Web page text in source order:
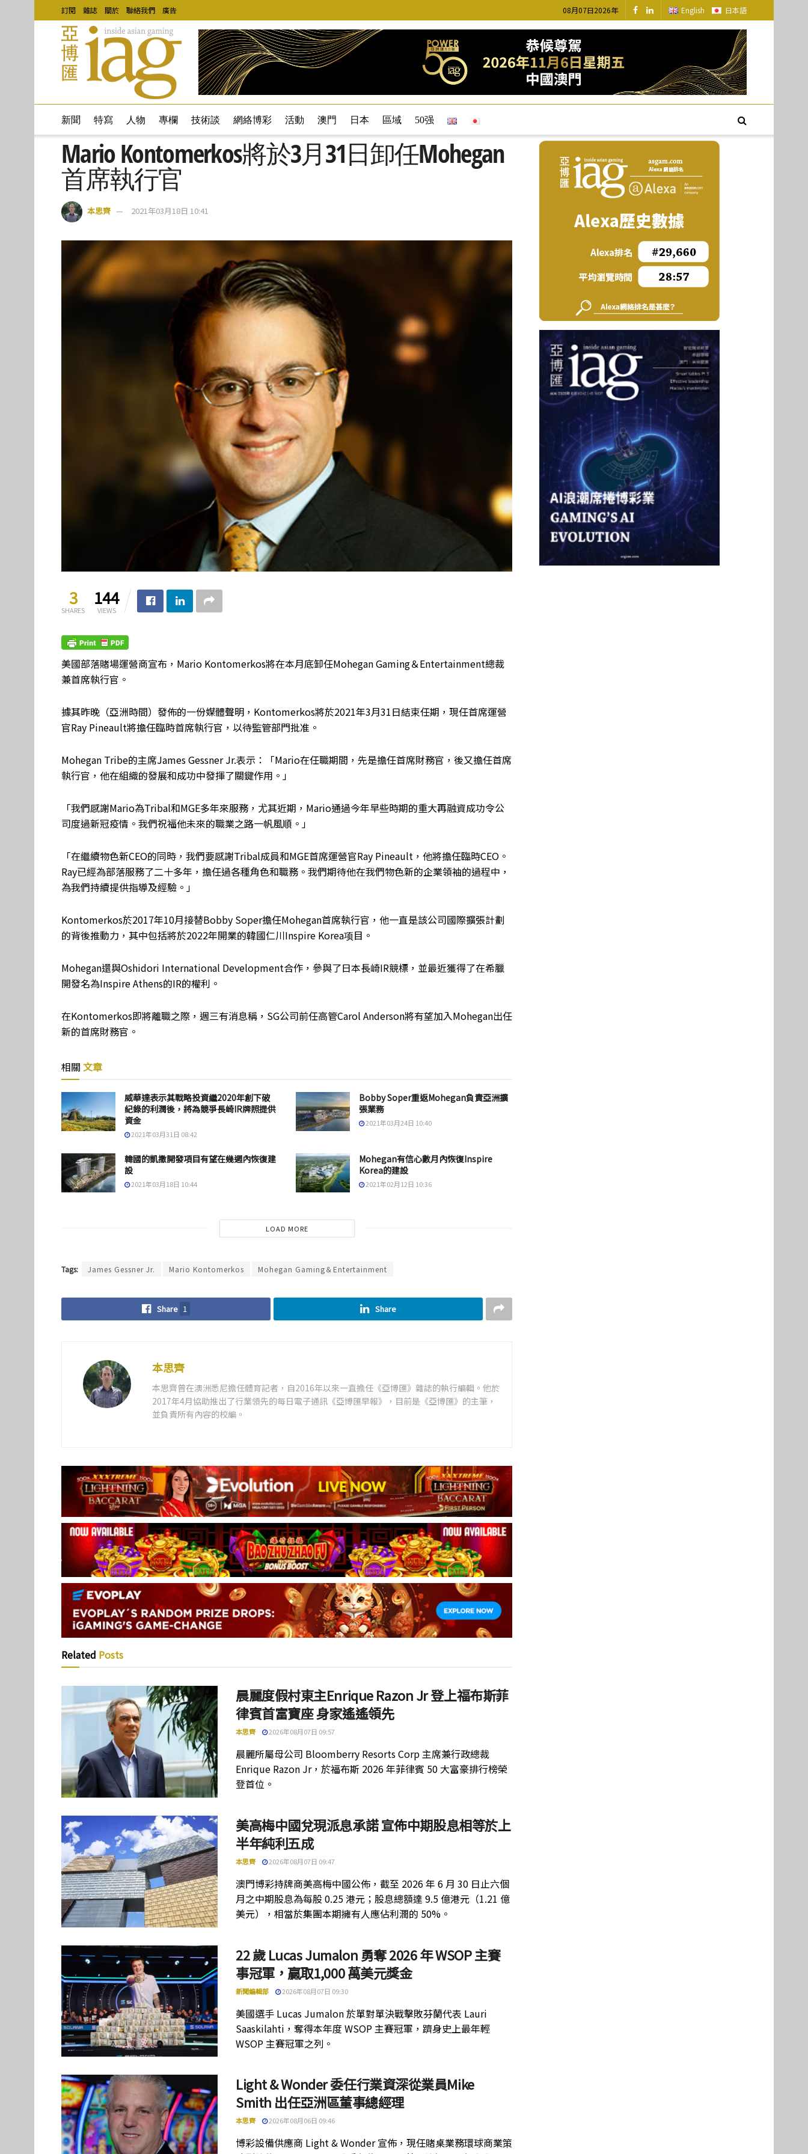
訂閱 雜誌 關於 聯絡我們 廣告 08月07日2026年 English 日本語
新聞 特寫 人物 專欄 技術談 網絡博彩 活動 澳門 日本 區域 50强
Mario Kontomerkos將於3月31日卸任Mohegan
首席執行官
本思齊 2021年03月18日 10:41
3
SHARES
144
VIEWS
美國部落賭場運營商宣布，Mario Kontomerkos將在本月底卸任Mohegan Gaming＆Entertainment總裁
兼首席執行官。
據其昨晚（亞洲時間）發佈的一份媒體聲明，Kontomerkos將於2021年3月31日結束任期，現任首席運營
官Ray Pineault將擔任臨時首席執行官，以待監管部門批准。
Mohegan Tribe的主席James Gessner Jr.表示：「Mario在任職期間，先是擔任首席財務官，後又擔任首席
執行官，他在組織的發展和成功中發揮了關鍵作用。」
「我們感謝Mario為Tribal和MGE多年來服務，尤其近期，Mario通過今年早些時期的重大再融資成功令公
司度過新冠疫情。我們祝福他未來的職業之路一帆風順。」
「在繼續物色新CEO的同時，我們要感謝Tribal成員和MGE首席運營官Ray Pineault，他將擔任臨時CEO。
Ray已經為部落服務了二十多年，擔任過各種角色和職務。我們期待他在我們物色新的企業領袖的過程中，
為我們持續提供指導及經驗。」
Kontomerkos於2017年10月接替Bobby Soper擔任Mohegan首席執行官，他一直是該公司國際擴張計劃
的背後推動力，其中包括將於2022年開業的韓國仁川Inspire Korea项目。
Mohegan還與Oshidori International Development合作，參與了日本長崎IR競標，並最近獲得了在希臘
開發名為Inspire Athens的IR的權利。
在Kontomerkos即將離職之際，週三有消息稱，SG公司前任高管Carol Anderson將有望加入Mohegan出任
新的首席財務官。
相關 文章
威華達表示其戰略投資繼2020年創下破
紀錄的利潤後，將為競爭長崎IR牌照提供
資金
2021年03月31日 08:42
Bobby Soper重返Mohegan負責亞洲擴
張業務
2021年03月24日 10:40
韓國的凱撒開發項目有望在幾週內恢復建
設
2021年03月18日 10:44
Mohegan有信心數月內恢復Inspire
Korea的建設
2021年02月12日 10:36
LOAD MORE
Tags: James Gessner Jr. Mario Kontomerkos Mohegan Gaming＆Entertainment
Share 1 Share
本思齊
本思齊曾在澳洲悉尼擔任體育記者，自2016年以來一直擔任《亞博匯》雜誌的執行編輯。他於
2017年4月協助推出了行業領先的每日電子通訊《亞博匯早報》，目前是《亞博匯》的主筆，
並負責所有內容的校編。
Related Posts
晨麗度假村東主Enrique Razon Jr 登上福布斯菲
律賓首富寶座 身家遙遙領先
本思齊 2026年08月07日 09:57
晨麗所屬母公司 Bloomberry Resorts Corp 主席兼行政總裁
Enrique Razon Jr，於福布斯 2026 年菲律賓 50 大富豪排行榜榮
登首位。
美高梅中國兌現派息承諾 宣佈中期股息相等於上
半年純利五成
本思齊 2026年08月07日 09:47
澳門博彩持牌商美高梅中國公佈，截至 2026 年 6 月 30 日止六個
月之中期股息為每股 0.25 港元；股息總額達 9.5 億港元（1.21 億
美元），相當於集團本期擁有人應佔利潤的 50%。
22 歲 Lucas Jumalon 勇奪 2026 年 WSOP 主賽
事冠軍，贏取1,000 萬美元獎金
新聞編輯部 2026年08月07日 09:30
美國選手 Lucas Jumalon 於單對單決戰擊敗芬蘭代表 Lauri
Saaskilahti，奪得本年度 WSOP 主賽冠軍，躋身史上最年輕
WSOP 主賽冠軍之列。
Light & Wonder 委任行業資深從業員Mike
Smith 出任亞洲區董事總經理
本思齊 2026年08月06日 09:46
博彩設備供應商 Light & Wonder 宣佈，現任賭桌業務環球商業策